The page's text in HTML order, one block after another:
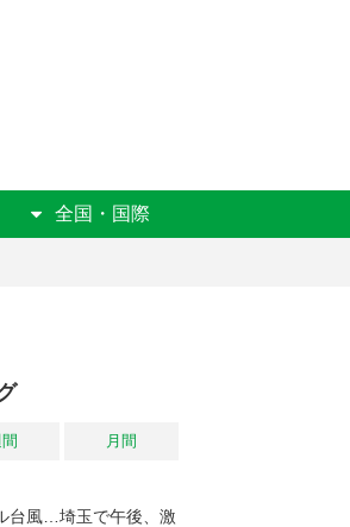
全国・国際
月間
台風…埼玉で午後、激